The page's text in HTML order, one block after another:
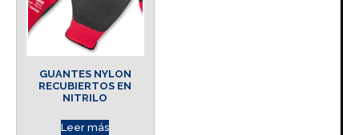
GUANTES NYLON
RECUBIERTOS EN
NITRILO
Leer más